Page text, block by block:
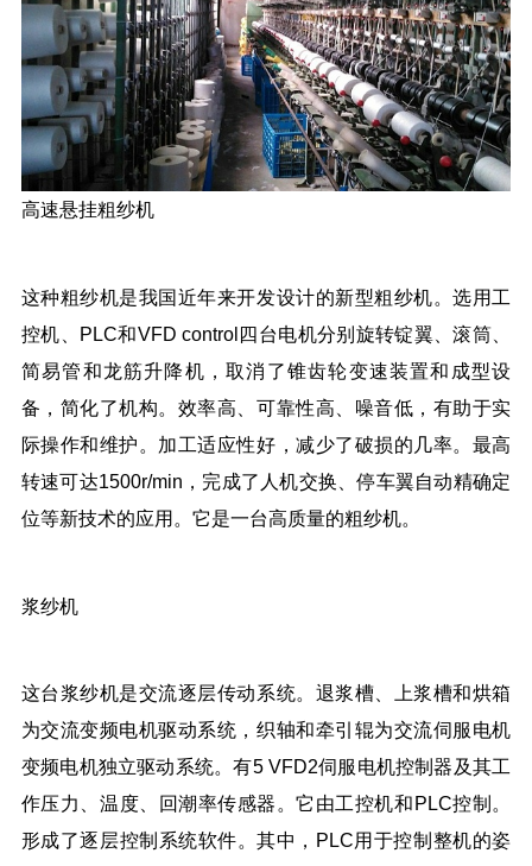
高速悬挂粗纱机
这种粗纱机是我国近年来开发设计的新型粗纱机。选用工
控机、PLC和VFD control四台电机分别旋转锭翼、滚筒、
简易管和龙筋升降机，取消了锥齿轮变速装置和成型设
备，简化了机构。效率高、可靠性高、噪音低，有助于实
际操作和维护。加工适应性好，减少了破损的几率。最高
转速可达1500r/min，完成了人机交换、停车翼自动精确定
位等新技术的应用。它是一台高质量的粗纱机。
浆纱机
这台浆纱机是交流逐层传动系统。退浆槽、上浆槽和烘箱
为交流变频电机驱动系统，织轴和牵引辊为交流伺服电机
变频电机独立驱动系统。有5 VFD2伺服电机控制器及其工
作压力、温度、回潮率传感器。它由工控机和PLC控制。
形成了逐层控制系统软件。其中，PLC用于控制整机的姿